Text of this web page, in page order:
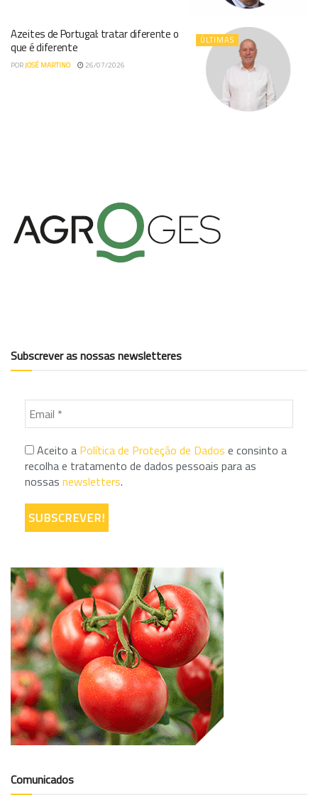
ÚLTIMAS
Azeites de Portugal: tratar diferente o
que é diferente
PORJOSÉ MARTINO 26/07/2026
Subscrever as nossas newsletteres
Aceito a Política de Proteção de Dados e consinto a
recolha e tratamento de dados pessoais para as
nossas newsletters.
Comunicados